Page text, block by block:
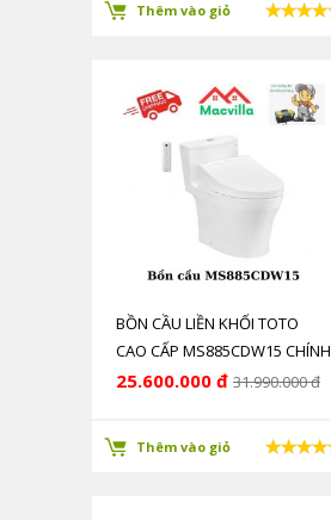
Thêm vào giỏ
BỒN CẦU LIỀN KHỐI TOTO
CAO CẤP MS885CDW15 CHÍNH
HÃNG GIÁ RẺ
25.600.000 đ 31.990.000 đ
Thêm vào giỏ